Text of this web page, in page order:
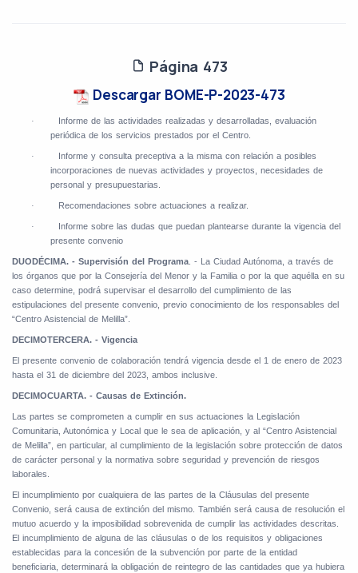
Página 473
Descargar BOME-P-2023-473
·
Informe de las actividades realizadas y desarrolladas, evaluación
periódica de los servicios prestados por el Centro.
·
Informe y consulta preceptiva a la misma con relación a posibles
incorporaciones de nuevas actividades y proyectos, necesidades de
personal y presupuestarias.
· Recomendaciones sobre actuaciones a realizar.
·
Informe sobre las dudas que puedan plantearse durante la vigencia del
presente convenio
DUODÉCIMA. - Supervisión del Programa . - La Ciudad Autónoma, a través de
los órganos que por la Consejería del Menor y la Familia o por la que aquélla en su
caso determine, podrá supervisar el desarrollo del cumplimiento de las
estipulaciones del presente convenio, previo conocimiento de los responsables del
“Centro Asistencial de Melilla”.
DECIMOTERCERA. - Vigencia
El presente convenio de colaboración tendrá vigencia desde el 1 de enero de 2023
hasta el 31 de diciembre del 2023, ambos inclusive.
DECIMOCUARTA. - Causas de Extinción.
Las partes se comprometen a cumplir en sus actuaciones la Legislación
Comunitaria, Autonómica y Local que le sea de aplicación, y al “Centro Asistencial
de Melilla”, en particular, al cumplimiento de la legislación sobre protección de datos
de carácter personal y la normativa sobre seguridad y prevención de riesgos
laborales.
El incumplimiento por cualquiera de las partes de la Cláusulas del presente
Convenio, será causa de extinción del mismo. También será causa de resolución el
mutuo acuerdo y la imposibilidad sobrevenida de cumplir las actividades descritas.
El incumplimiento de alguna de las cláusulas o de los requisitos y obligaciones
establecidas para la concesión de la subvención por parte de la entidad
beneficiaria, determinará la obligación de reintegro de las cantidades que ya hubiera